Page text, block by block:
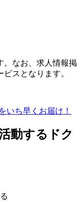
。なお、求人情報掲
スとなります。
動するドク